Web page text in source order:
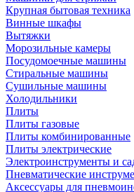
Крупная бытовая техника
Винные шкафы
Вытяжки
Морозильные камеры
Посудомоечные машины
Стиральные машины
Сушильные машины
Холодильники
Плиты
Плиты газовые
Плиты комбинированные
Плиты электрические
Электроинструменты и
Пневматические
Аксессуары для